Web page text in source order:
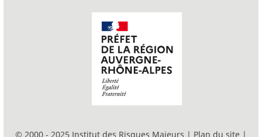
© 2000 - 2025 Institut des Risques Majeurs | Plan du site |